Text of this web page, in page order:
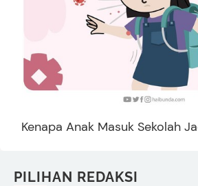
Kenapa Anak Masuk Sekolah
PILIHAN REDAKSI